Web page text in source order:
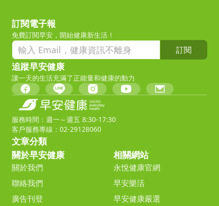
訂閱電子報
免費訂閱早安，開始健康新生活！
訂閱
追蹤早安健康
讓一天的生活充滿了正能量和健康的動力
服務時間：週一～週五 8:30-17:30
客戶服務專線：02-29128060
文章分類
關於早安健康
關於我們
聯絡我們
廣告刊登
相關網站
永悅健康官網
早安樂活
早安健康嚴選